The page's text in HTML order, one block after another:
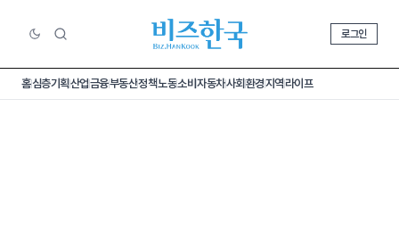
로그인
홈심층기획산업금융부동산정책노동소비 자동차사회환경지역라이프